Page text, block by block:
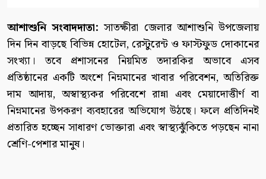
আশাশুনি সংবাদদাতা: সাতক্ষীরা জেলার আশাশুনি উপজেলায়
দিন দিন বাড়ছে বিভিন্ন হোটেল, রেস্টুরেন্ট ও ফাস্টফুড দোকানের
সংখ্যা। তবে প্রশাসনের নিয়মিত তদারকির অভাবে এসব
প্রতিষ্ঠানের একটি অংশে নিম্নমানের খাবার পরিবেশন, অতিরিক্ত
দাম আদায়, অস্বাস্থ্যকর পরিবেশে রান্না এবং মেয়াদোত্তীর্ণ বা
নিম্নমানের উপকরণ ব্যবহারের অভিযোগ উঠছে। ফলে প্রতিদিনই
প্রতারিত হচ্ছেন সাধারণ ভোক্তারা এবং স্বাস্থ্যঝুঁকিতে পড়ছেন নানা
শ্রেণি-পেশার মানুষ।